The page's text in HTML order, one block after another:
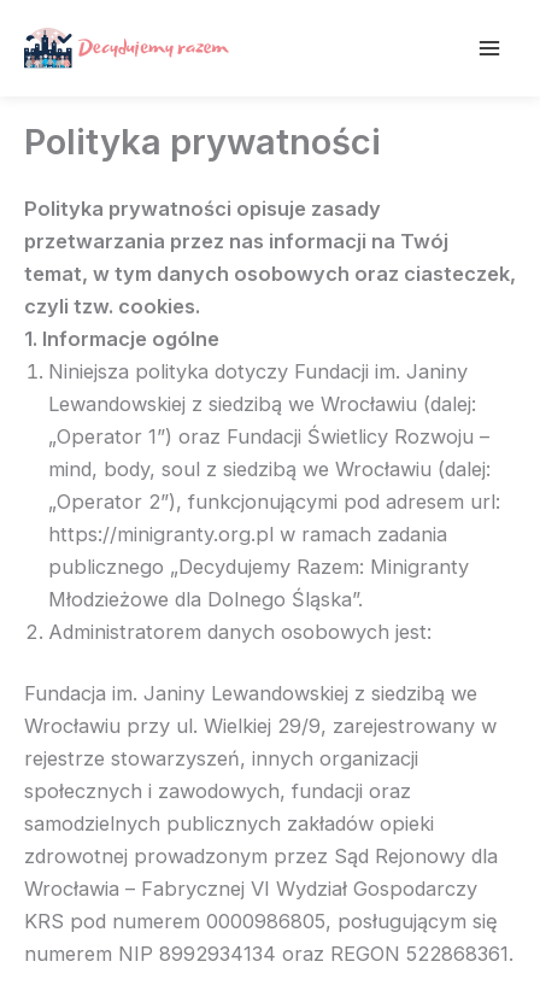
treści
Polityka prywatności
Polityka prywatności opisuje zasady
przetwarzania przez nas informacji na Twój
temat, w tym danych osobowych oraz ciasteczek,
czyli tzw. cookies.
1. Informacje ogólne
Niniejsza polityka dotyczy Fundacji im. Janiny
Lewandowskiej z siedzibą we Wrocławiu (dalej:
„Operator 1”) oraz Fundacji Świetlicy Rozwoju –
mind, body, soul z siedzibą we Wrocławiu (dalej:
„Operator 2”), funkcjonującymi pod adresem url:
https://minigranty.org.pl w ramach zadania
publicznego „Decydujemy Razem: Minigranty
Młodzieżowe dla Dolnego Śląska”.
Administratorem danych osobowych jest:
Fundacja im. Janiny Lewandowskiej z siedzibą we
Wrocławiu przy ul. Wielkiej 29/9, zarejestrowany w
rejestrze stowarzyszeń, innych organizacji
społecznych i zawodowych, fundacji oraz
samodzielnych publicznych zakładów opieki
zdrowotnej prowadzonym przez Sąd Rejonowy dla
Wrocławia – Fabrycznej VI Wydział Gospodarczy
KRS pod numerem 0000986805, posługującym się
numerem NIP 8992934134 oraz REGON 522868361.